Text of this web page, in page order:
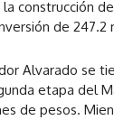
construcción
de
Alvarado se
etapa del
de pesos.